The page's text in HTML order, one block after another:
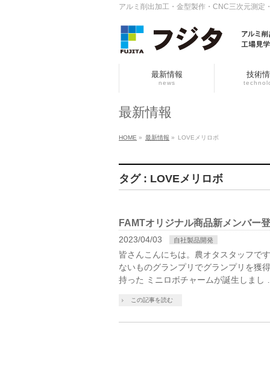
アルミ削出加工・金型製作・CNC三次元測
最新情報
news
技術
最新情報
HOME » 最新情報 » LOVEメリロボ
タグ : LOVEメリロボ
FAMTオリジナル商品新メンバー
2023/04/03 自社製品開発
皆さんこんにちは。農オタスタッフ
ないものグランプリでグランプリを獲
持った ミニロボチャームが誕生しまし
この記事を読む